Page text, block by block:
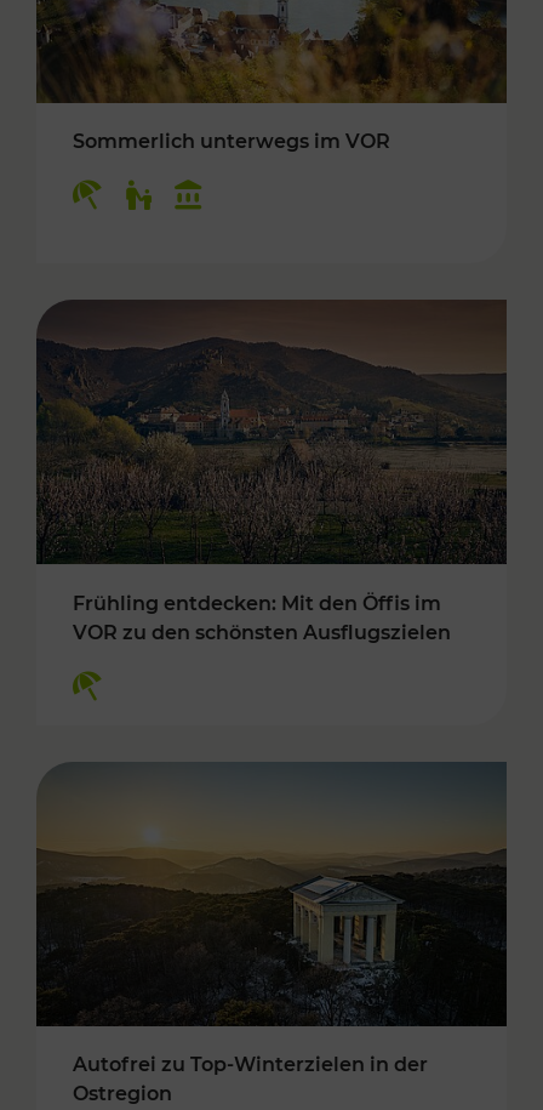
Sommerlich unterwegs im VOR
Frühling entdecken: Mit den Öffis im
VOR zu den schönsten Ausflugszielen
Autofrei zu Top-Winterzielen in der
Ostregion